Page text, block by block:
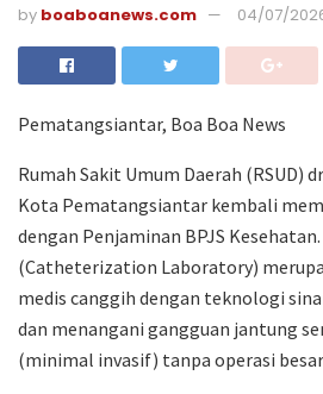
by boaboanews.com 04/07/
Pematangsiantar, Boa Boa News
Rumah Sakit Umum Daerah (RSUD)
Kota Pematangsiantar kembali
dengan Penjaminan BPJS
(Catheterization Laboratory)
medis canggih dengan teknologi
dan menangani gangguan jantung
(minimal invasif) tanpa operasi